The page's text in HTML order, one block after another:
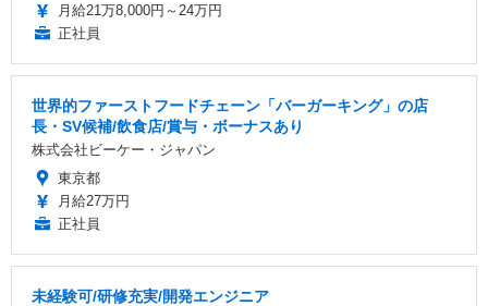
月給21万8,000円～24万円
正社員
世界的ファーストフードチェーン「バーガーキング」の店
長・SV候補/飲食店/賞与・ボーナスあり
株式会社ビーケー・ジャパン
東京都
月給27万円
正社員
未経験可/研修充実/開発エンジニア